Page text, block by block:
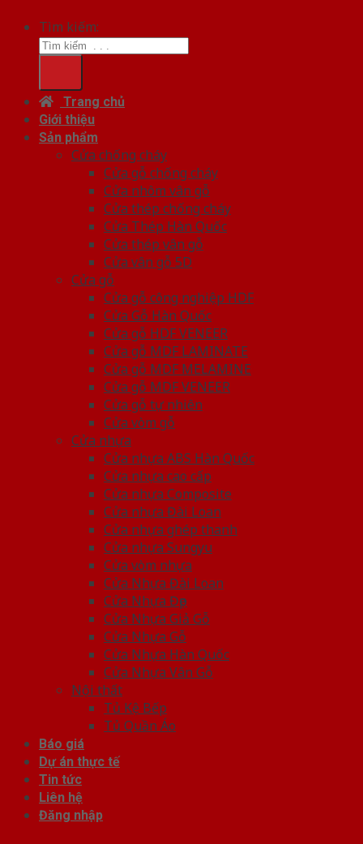
Tìm kiếm:
Trang chủ
Giới thiệu
Sản phẩm
Cửa chống cháy
Cửa gỗ chống cháy
Cửa nhôm vân gỗ
Cửa thép chống cháy
Cửa Thép Hàn Quốc
Cửa thép vân gỗ
Cửa vân gỗ 5D
Cửa gỗ
Cửa gỗ công nghiệp HDF
Cửa Gỗ Hàn Quốc
Cửa gỗ HDF VENEER
Cửa gỗ MDF LAMINATE
Cửa gỗ MDF MELAMINE
Cửa gỗ MDF VENEER
Cửa gỗ tự nhiên
Cửa vòm gỗ
Cửa nhựa
Cửa nhựa ABS Hàn Quốc
Cửa nhựa cao cấp
Cửa nhựa Composite
Cửa nhựa Đài Loan
Cửa nhựa ghép thanh
Cửa nhựa Sungyu
Cửa vòm nhựa
Cửa Nhựa Đài Loan
Cửa Nhựa Đẹp
Cửa Nhựa Giả Gỗ
Cửa Nhựa Gỗ
Cửa Nhựa Hàn Quốc
Cửa Nhựa Vân Gỗ
Nội thất
Tủ Kệ Bếp
Tủ Quần Áo
Báo giá
Dự án thực tế
Tin tức
Liên hệ
Đăng nhập